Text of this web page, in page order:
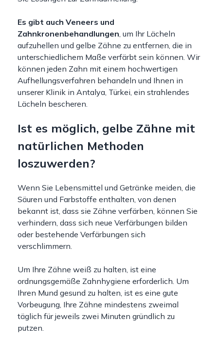
Es gibt auch Veneers und
Zahnkronenbehandlungen, um Ihr Lächeln
aufzuhellen und gelbe Zähne zu entfernen, die in
unterschiedlichem Maße verfärbt sein können. Wir
können jeden Zahn mit einem hochwertigen
Aufhellungsverfahren behandeln und Ihnen in
unserer Klinik in Antalya, Türkei, ein strahlendes
Lächeln bescheren.
Ist es möglich, gelbe Zähne mit
natürlichen Methoden
loszuwerden?
Wenn Sie Lebensmittel und Getränke meiden, die
Säuren und Farbstoffe enthalten, von denen
bekannt ist, dass sie Zähne verfärben, können Sie
verhindern, dass sich neue Verfärbungen bilden
oder bestehende Verfärbungen sich
verschlimmern.
Um Ihre Zähne weiß zu halten, ist eine
ordnungsgemäße Zahnhygiene erforderlich. Um
Ihren Mund gesund zu halten, ist es eine gute
Vorbeugung, Ihre Zähne mindestens zweimal
täglich für jeweils zwei Minuten gründlich zu
putzen.